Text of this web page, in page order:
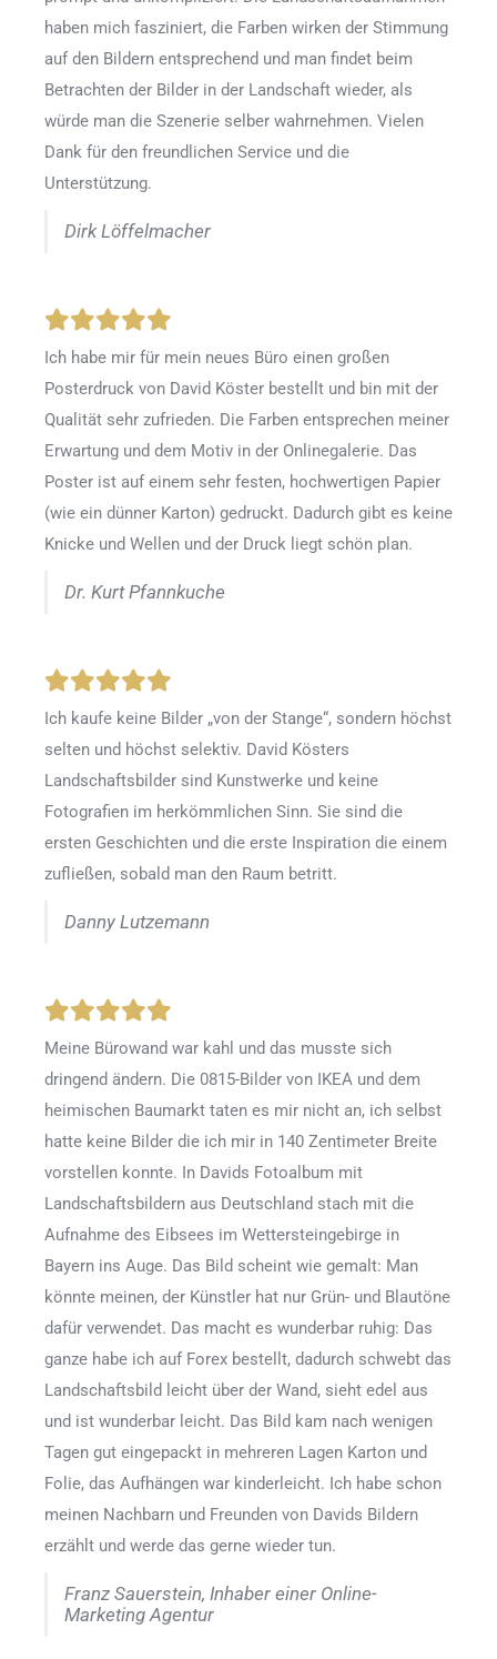
haben mich fasziniert, die Farben wirken der Stimmung
auf den Bildern entsprechend und man findet beim
Betrachten der Bilder in der Landschaft wieder, als
würde man die Szenerie selber wahrnehmen. Vielen
Dank für den freundlichen Service und die
Unterstützung.
Dirk Löffelmacher
Ich habe mir für mein neues Büro einen großen
Posterdruck von David Köster bestellt und bin mit der
Qualität sehr zufrieden. Die Farben entsprechen meiner
Erwartung und dem Motiv in der Onlinegalerie. Das
Poster ist auf einem sehr festen, hochwertigen Papier
(wie ein dünner Karton) gedruckt. Dadurch gibt es keine
Knicke und Wellen und der Druck liegt schön plan.
Dr. Kurt Pfannkuche
Ich kaufe keine Bilder „von der Stange“, sondern höchst
selten und höchst selektiv. David Kösters
Landschaftsbilder sind Kunstwerke und keine
Fotografien im herkömmlichen Sinn. Sie sind die
ersten Geschichten und die erste Inspiration die einem
zufließen, sobald man den Raum betritt.
Danny Lutzemann
Meine Bürowand war kahl und das musste sich
dringend ändern. Die 0815-Bilder von IKEA und dem
heimischen Baumarkt taten es mir nicht an, ich selbst
hatte keine Bilder die ich mir in 140 Zentimeter Breite
vorstellen konnte. In Davids Fotoalbum mit
Landschaftsbildern aus Deutschland stach mit die
Aufnahme des Eibsees im Wettersteingebirge in
Bayern ins Auge. Das Bild scheint wie gemalt: Man
könnte meinen, der Künstler hat nur Grün- und Blautöne
dafür verwendet. Das macht es wunderbar ruhig: Das
ganze habe ich auf Forex bestellt, dadurch schwebt das
Landschaftsbild leicht über der Wand, sieht edel aus
und ist wunderbar leicht. Das Bild kam nach wenigen
Tagen gut eingepackt in mehreren Lagen Karton und
Folie, das Aufhängen war kinderleicht. Ich habe schon
meinen Nachbarn und Freunden von Davids Bildern
erzählt und werde das gerne wieder tun.
Franz Sauerstein, Inhaber einer Online-
Marketing Agentur